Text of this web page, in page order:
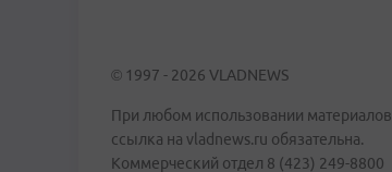
© 1997 - 2026 VLADNEWS
При любом использовании материалов
ссылка на vladnews.ru обязательна.
Коммерческий отдел 8 (423) 249-8800